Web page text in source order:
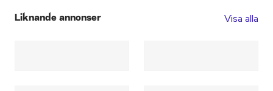
Liknande annonser Visa alla